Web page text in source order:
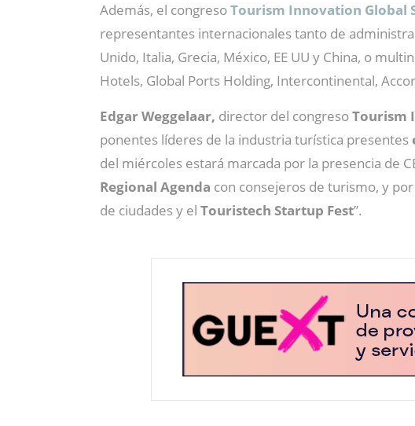
Además, el congresoTourism Innovation Global
representantes internacionales tanto de
Unido, Italia, Grecia, México, EE UU y China, o
Hotels, Global Ports Holding, Intercontinental,
Edgar Weggelaar, director del congresoTourism
ponentes líderes de la industria turística presentes
del miércoles estará marcada por la presencia de
Regional Agenda con consejeros de turismo, y
de ciudades y el Touristech Startup Fest”.